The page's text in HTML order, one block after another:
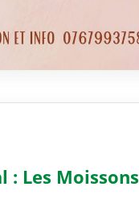
: Les Moissons